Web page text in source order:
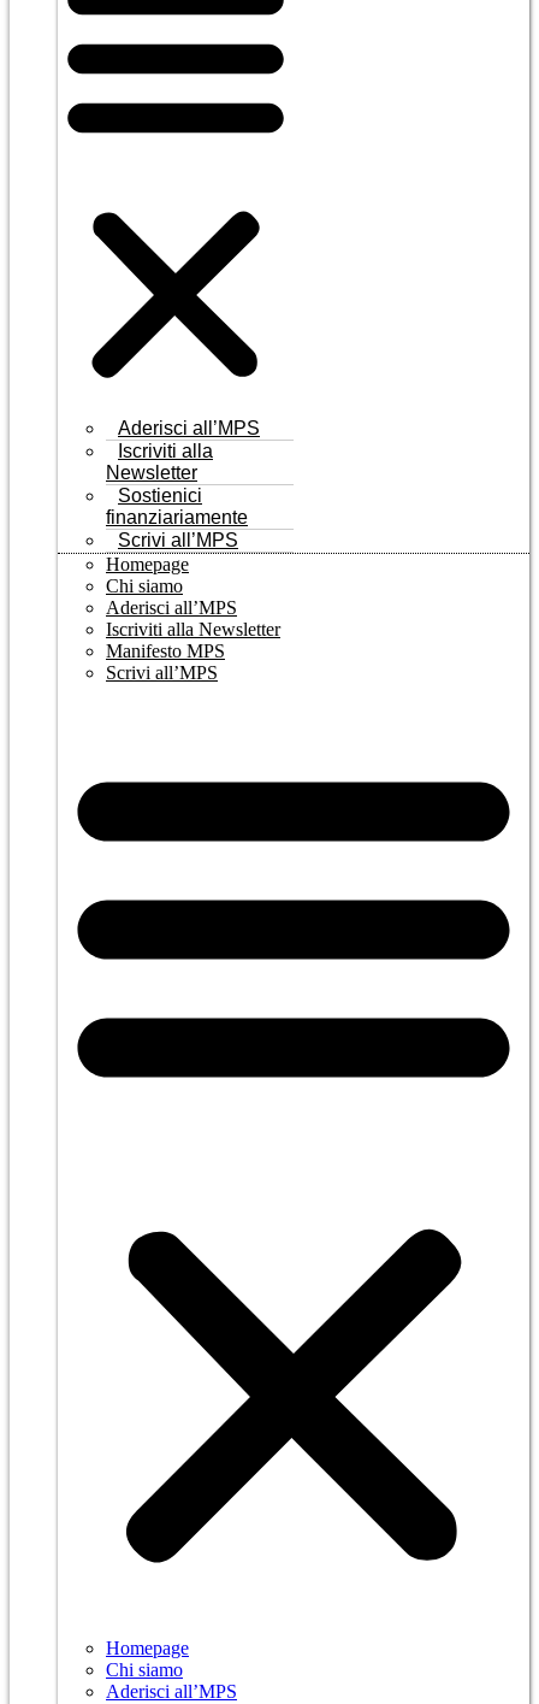
Aderisci all’MPS
Iscriviti alla
Newsletter
Sostienici
finanziariamente
Scrivi all’MPS
Homepage
Chi siamo
Aderisci all’MPS
Iscriviti alla Newsletter
Manifesto MPS
Scrivi all’MPS
Homepage
Chi siamo
Aderisci all’MPS